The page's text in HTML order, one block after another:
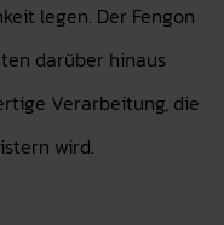
legen. Der Fengon
darüber hinaus
Verarbeitung, die
wird.